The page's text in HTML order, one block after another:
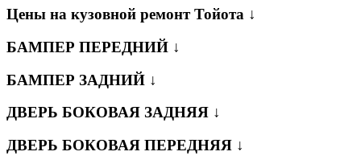
Цены на кузовной ремонт Тойота ↓
БАМПЕР ПЕРЕДНИЙ ↓
БАМПЕР ЗАДНИЙ ↓
ДВЕРЬ БОКОВАЯ ЗАДНЯЯ ↓
ДВЕРЬ БОКОВАЯ ПЕРЕДНЯЯ ↓